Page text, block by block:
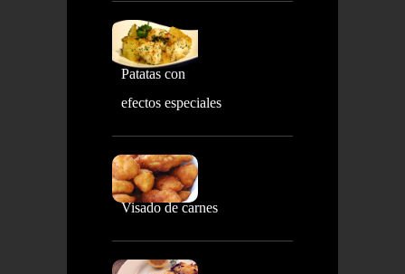
Patatas con
efectos especiales
Visado de carnes